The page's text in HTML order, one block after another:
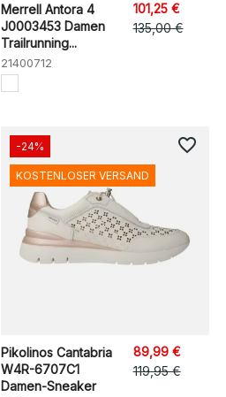
Merrell Antora 4
J0003453 Damen
Trailrunning...
21400712
101,25 €
135,00 €
Pikolinos Cantabria
W4R-6707C1
Damen-Sneaker
89,99 €
119,95 €
-24%
KOSTENLOSER VERSAND
favorite_border